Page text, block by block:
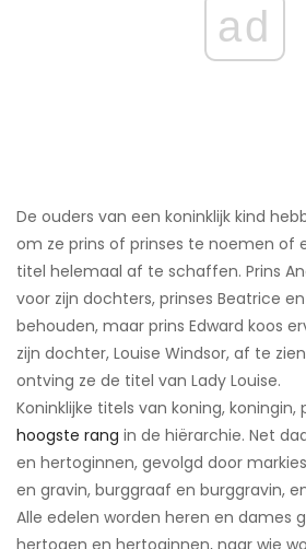
ad
De ouders van een koninklijk kind
om ze prins of prinses te noemen of
titel helemaal af te schaffen. Prins
voor zijn dochters, prinses Beatrice
behouden, maar prins Edward koos
zijn dochter, Louise Windsor, af te
ontving ze de titel van Lady Louise.
Koninklijke titels van koning, koningin,
hoogste rang in de hiërarchie. Net
en hertoginnen, gevolgd door
en gravin, burggraaf en burggravin,
Alle edelen worden heren en dames